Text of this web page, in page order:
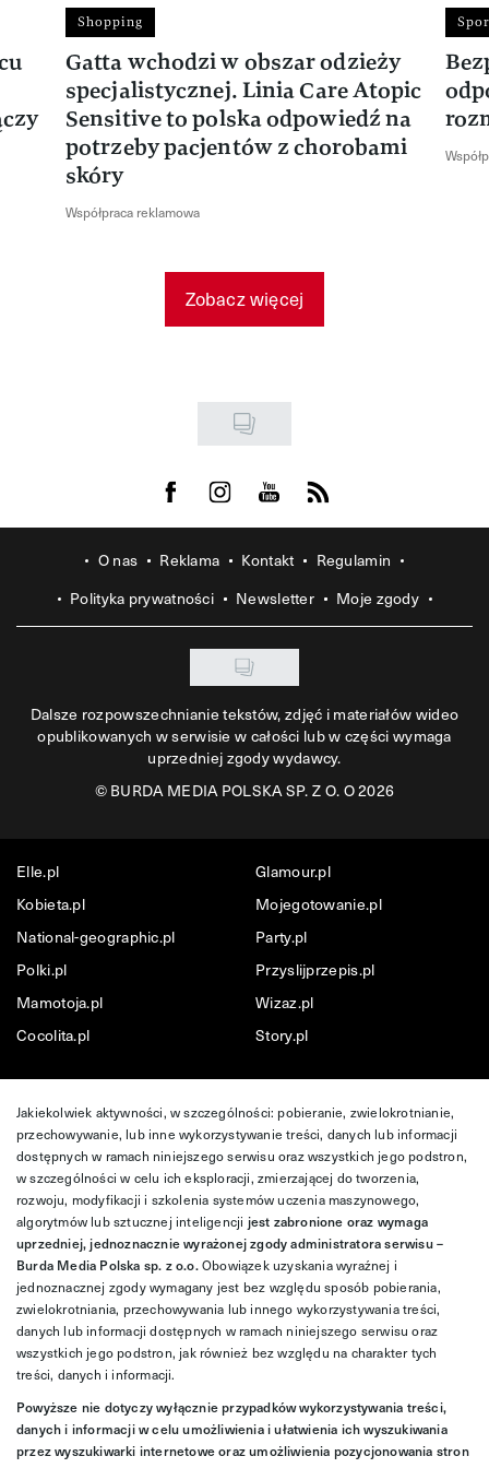
Shopping
Gatta wchodzi w obszar odzieży
specjalistycznej. Linia Care Atopic
Sensitive to polska odpowiedź na
potrzeby pacjentów z chorobami
skóry
Współpraca reklamowa
Zobacz więcej
Visit us on Facebook
Visit us on Instagram
Visit us on Youtube
Visit us on Rss
O nas Reklama Kontakt
Regulamin
Polityka prywatności
Newsletter Moje zgody
Dalsze rozpowszechnianie tekstów, zdjęć i materiałów wideo
opublikowanych w serwisie w całości lub w części wymaga
uprzedniej zgody wydawcy.
©BURDA MEDIA POLSKA SP. Z O. O 2026
Elle.pl
Glamour.pl
Kobieta.pl
Mojegotowanie.pl
National-geographic.pl
Party.pl
Polki.pl
Przyslijprzepis.pl
Mamotoja.pl
Wizaz.pl
Cocolita.pl
Story.pl
Jakiekolwiek aktywności, w szczególności: pobieranie, zwielokrotnianie,
przechowywanie, lub inne wykorzystywanie treści, danych lub informacji
dostępnych w ramach niniejszego serwisu oraz wszystkich jego podstron,
w szczególności w celu ich eksploracji, zmierzającej do tworzenia,
rozwoju, modyfikacji i szkolenia systemów uczenia maszynowego,
algorytmów lub sztucznej inteligencji jest zabronione oraz wymaga
uprzedniej, jednoznacznie wyrażonej zgody administratora serwisu –
Burda Media Polska sp. z o.o.Obowiązek uzyskania wyraźnej i
jednoznacznej zgody wymagany jest bez względu sposób pobierania,
zwielokrotniania, przechowywania lub innego wykorzystywania treści,
danych lub informacji dostępnych w ramach niniejszego serwisu oraz
wszystkich jego podstron, jak również bez względu na charakter tych
treści, danych i informacji.
Powyższe nie dotyczy wyłącznie przypadków wykorzystywania treści,
danych i informacji w celu umożliwienia i ułatwienia ich wyszukiwania
przez wyszukiwarki internetowe oraz umożliwienia pozycjonowania stron